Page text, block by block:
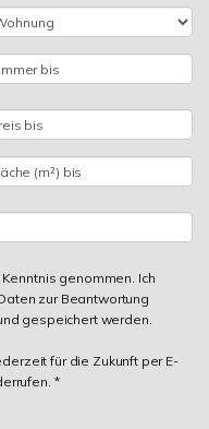
Kenntnis genommen. Ich
zur Beantwortung
gespeichert werden.
für die Zukunft per E-
*